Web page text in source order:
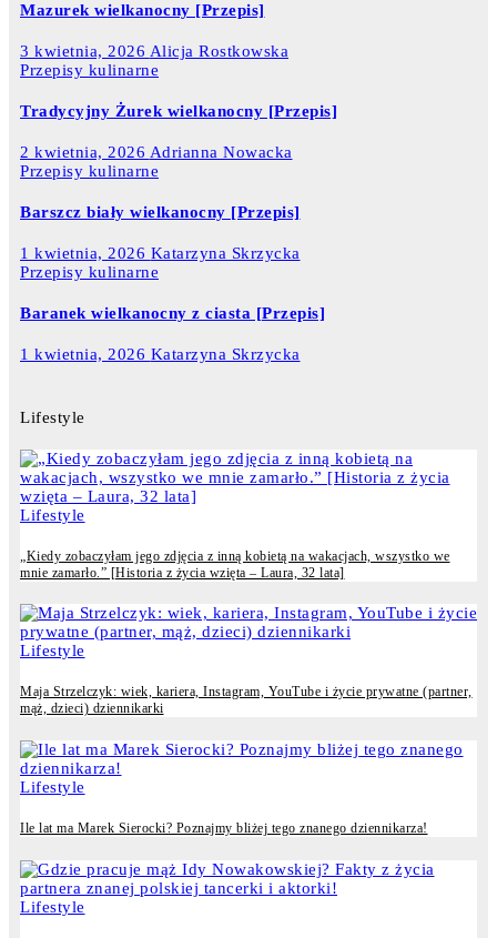
Mazurek wielkanocny [Przepis]
3 kwietnia, 2026 Alicja Rostkowska
Przepisy kulinarne
Tradycyjny Żurek wielkanocny [Przepis]
2 kwietnia, 2026 Adrianna Nowacka
Przepisy kulinarne
Barszcz biały wielkanocny [Przepis]
1 kwietnia, 2026 Katarzyna Skrzycka
Przepisy kulinarne
Baranek wielkanocny z ciasta [Przepis]
1 kwietnia, 2026 Katarzyna Skrzycka
Lifestyle
Lifestyle
„Kiedy zobaczyłam jego zdjęcia z inną kobietą na wakacjach, wszystko we
mnie zamarło.” [Historia z życia wzięta – Laura, 32 lata]
Lifestyle
Maja Strzelczyk: wiek, kariera, Instagram, YouTube i życie prywatne (partner,
mąż, dzieci) dziennikarki
Lifestyle
Ile lat ma Marek Sierocki? Poznajmy bliżej tego znanego dziennikarza!
Lifestyle